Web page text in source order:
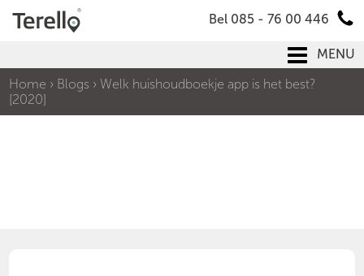
Bel 085 - 76 00 446
MENU
Home › Blogs › Welk huishoudboekje app is het best?
[2020]